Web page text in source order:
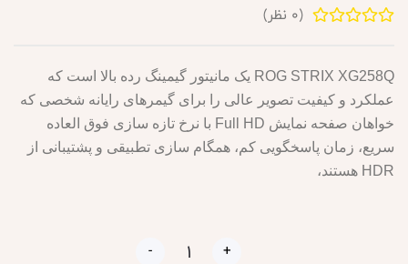
(
0 نظر)
ROG STRIX XG258Q یک مانیتور گیمینگ رده بالا است که
عملکرد و کیفیت تصویر عالی را برای گیمرهای رایانه شخصی که
خواهان صفحه نمایش Full HD با نرخ تازه سازی فوق العاده
سریع، زمان پاسخگویی کم، همگام سازی تطبیقی و پشتیبانی از
HDR هستند،
- +